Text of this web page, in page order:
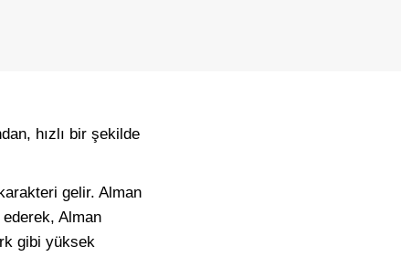
hızlı bir şekilde
gelir. Alman
Alman
gibi yüksek